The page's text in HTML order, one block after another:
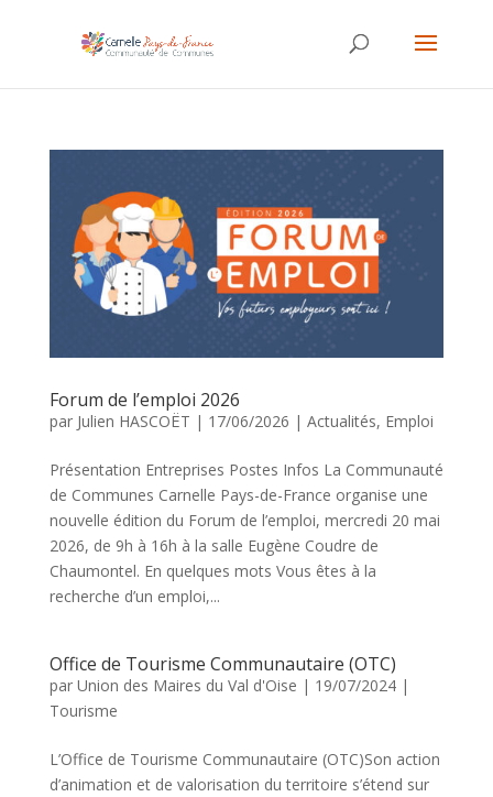
Forum de l’emploi 2026
par Julien HASCOËT | 17/06/2026 | Actualités, Emploi
Présentation Entreprises Postes Infos La Communauté
de Communes Carnelle Pays-de-France organise une
nouvelle édition du Forum de l’emploi, mercredi 20 mai
2026, de 9h à 16h à la salle Eugène Coudre de
Chaumontel. En quelques mots Vous êtes à la
recherche d’un emploi,...
Office de Tourisme Communautaire (OTC)
par Union des Maires du Val d'Oise | 19/07/2024|
Tourisme
L’Office de Tourisme Communautaire (OTC)Son action
d’animation et de valorisation du territoire s’étend sur